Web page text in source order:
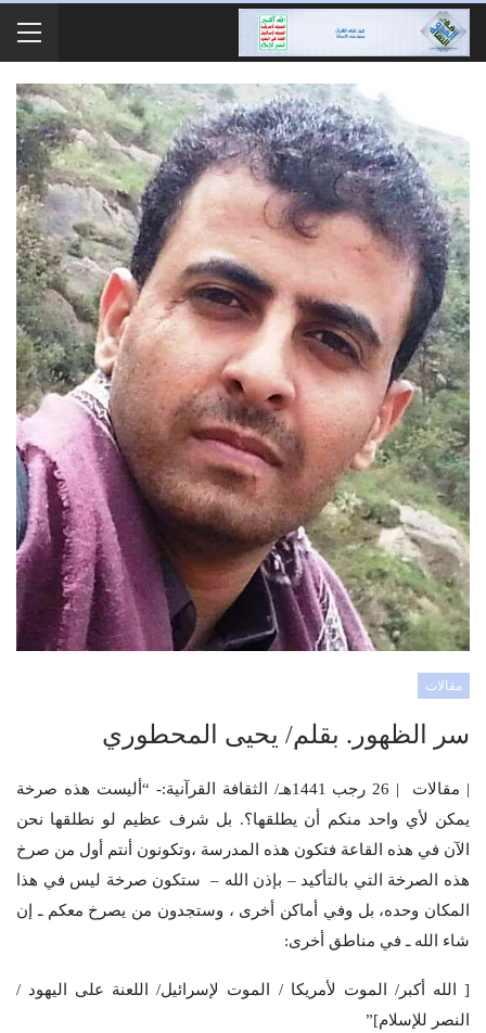
مقالات
سر الظهور. بقلم/ يحيى المحطوري
| مقالات | 26 رجب 1441هـ/ الثقافة القرآنية:- “أليست هذه صرخة
يمكن لأي واحد منكم أن يطلقها؟. بل شرف عظيم لو نطلقها نحن
الآن في هذه القاعة فتكون هذه المدرسة ،وتكونون أنتم أول من صرخ
هذه الصرخة التي بالتأكيد – بإذن الله – ستكون صرخة ليس في هذا
المكان وحده، بل وفي أماكن أخرى ، وستجدون من يصرخ معكم ـ إن
شاء الله ـ في مناطق أخرى:
[ الله أكبر/ الموت لأمريكا / الموت لإسرائيل/ اللعنة على اليهود /
النصر للإسلام]”